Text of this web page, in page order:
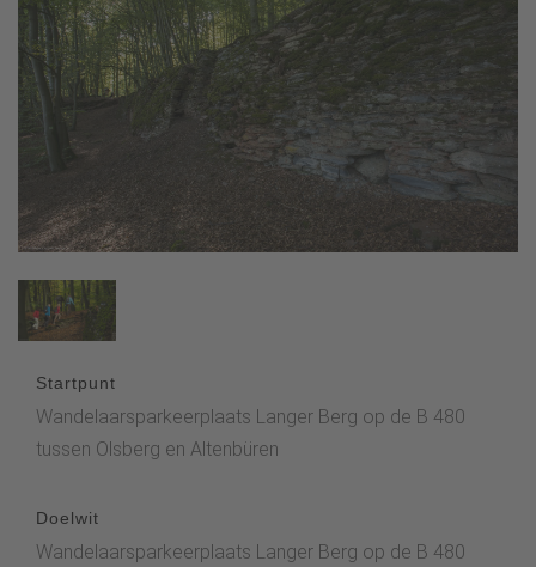
Startpunt
Wandelaarsparkeerplaats Langer Berg op de B 480
tussen Olsberg en Altenbüren
Doelwit
Wandelaarsparkeerplaats Langer Berg op de B 480